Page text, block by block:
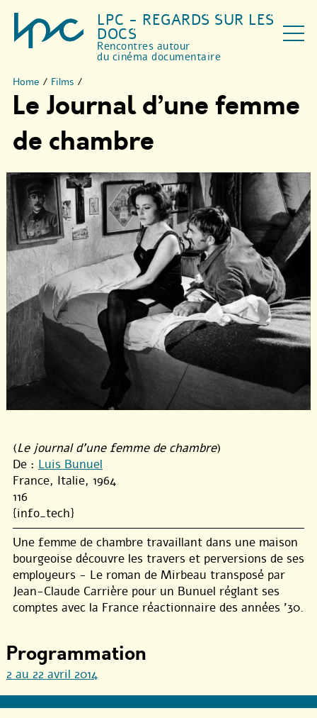
LPC - REGARDS SUR LES
DOCS
Rencontres autour
du cinéma documentaire
Home / Films /
Le Journal d’une femme
de chambre
(Le journal d'une femme de chambre)
De : Luis Bunuel
France, Italie, 1964
116
{info_tech}
Une femme de chambre travaillant dans une maison
bourgeoise découvre les travers et perversions de ses
employeurs - Le roman de Mirbeau transposé par
Jean-Claude Carrière pour un Bunuel réglant ses
comptes avec la France réactionnaire des années ’30.
Programmation
2 au 22 avril 2014